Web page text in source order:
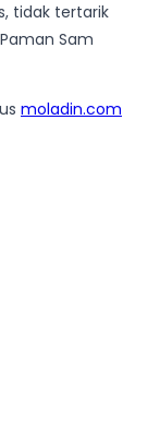
tidak tertarik
Sam
moladin.com